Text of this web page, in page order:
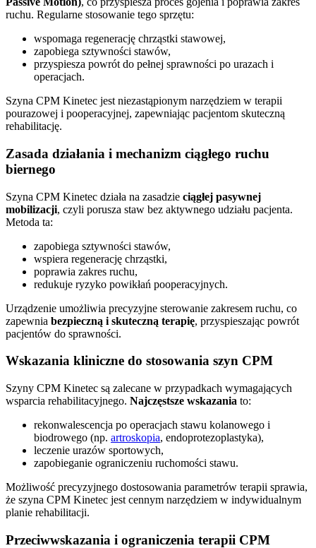
ruchu. Regularne stosowanie tego sprzętu:
wspomaga regenerację chrząstki stawowej,
zapobiega sztywności stawów,
przyspiesza powrót do pełnej sprawności po urazach i
operacjach.
Szyna CPM Kinetec jest niezastąpionym narzędziem w terapii
pourazowej i pooperacyjnej, zapewniając pacjentom skuteczną
rehabilitację.
Zasada działania i mechanizm ciągłego ruchu
biernego
Szyna CPM Kinetec działa na zasadzie ciągłej pasywnej
mobilizacji, czyli porusza staw bez aktywnego udziału pacjenta.
Metoda ta:
zapobiega sztywności stawów,
wspiera regenerację chrząstki,
poprawia zakres ruchu,
redukuje ryzyko powikłań pooperacyjnych.
Urządzenie umożliwia precyzyjne sterowanie zakresem ruchu, co
zapewnia bezpieczną i skuteczną terapię, przyspieszając powrót
pacjentów do sprawności.
Wskazania kliniczne do stosowania szyn CPM
Szyny CPM Kinetec są zalecane w przypadkach wymagających
wsparcia rehabilitacyjnego. Najczęstsze wskazania to:
rekonwalescencja po operacjach stawu kolanowego i
biodrowego (np. artroskopia, endoprotezoplastyka),
leczenie urazów sportowych,
zapobieganie ograniczeniu ruchomości stawu.
Możliwość precyzyjnego dostosowania parametrów terapii sprawia,
że szyna CPM Kinetec jest cennym narzędziem w indywidualnym
planie rehabilitacji.
Przeciwwskazania i ograniczenia terapii CPM